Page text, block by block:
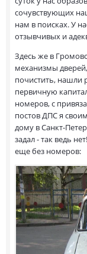
сочувствующих
нам в поисках. У
отзывчивых и
Здесь же в
механизмы
почистить, нашли
первичную
номеров, с
постов ДПС я
дому в Санкт-
задал - так ведь
еще без номеров: